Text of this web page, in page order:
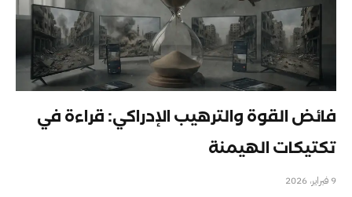
فائض القوة والترهيب الإدراكي: قراءة في
تكتيكات الهيمنة
9 فبراير، 2026